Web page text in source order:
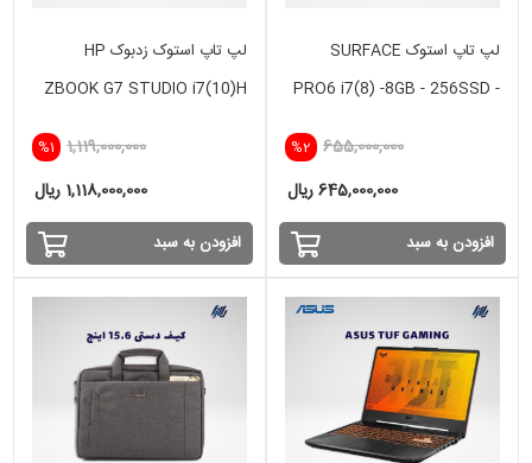
لپ تاپ استوک SURFACE
PRO6 i7(8) -8GB - 256SSD -
%2 655,000,000
645,000,000 ریال
افزودن به سبد
لپ تاپ استوک زدبوک HP
ZBOOK G7 STUDIO i7(10)H
-32GB - 512 GB SSD - VGA
%1 1,119,000,000
1,118,000,000 ریال
افزودن به سبد